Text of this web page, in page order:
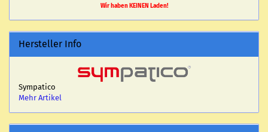
Wir haben KEINEN Laden!
Hersteller Info
Sympatico
Mehr Artikel